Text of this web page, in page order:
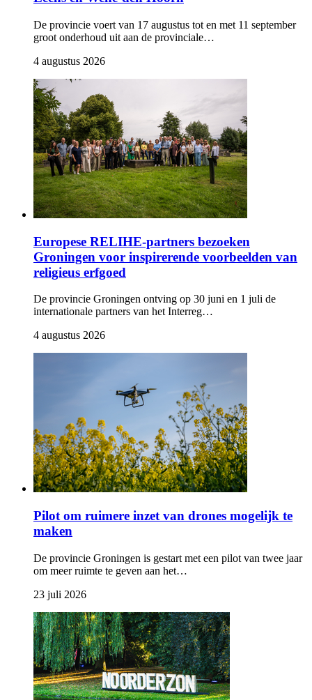
De provincie voert van 17 augustus tot en met 11 september
groot onderhoud uit aan de provinciale…
4 augustus 2026
Europese RELIHE-partners bezoeken
Groningen voor inspirerende voorbeelden van
religieus erfgoed
De provincie Groningen ontving op 30 juni en 1 juli de
internationale partners van het Interreg…
4 augustus 2026
Pilot om ruimere inzet van drones mogelijk te
maken
De provincie Groningen is gestart met een pilot van twee jaar
om meer ruimte te geven aan het…
23 juli 2026